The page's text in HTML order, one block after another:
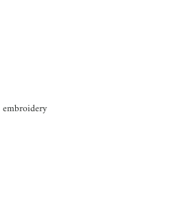
embroidery